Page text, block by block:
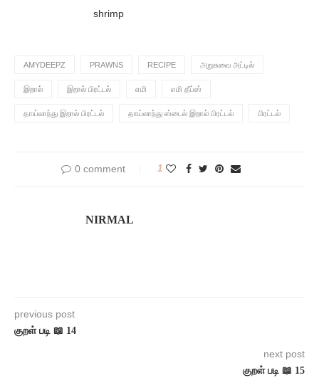
shrimp
AMYDEEPZ PRAWNS RECIPE அறுசுவை அட்டில்
இறால் இறால் பிரட்டல் எமி எமி தீப்ஸ்
தாய்லாந்து இறால் பிரட்டல் தாய்லாந்து ஸ்டைல் இறால் பிரட்டல் பிரட்டல்
0 comment 1
NIRMAL
previous post
குறள் படி 📖 14
next post
குறள் படி 📖 15